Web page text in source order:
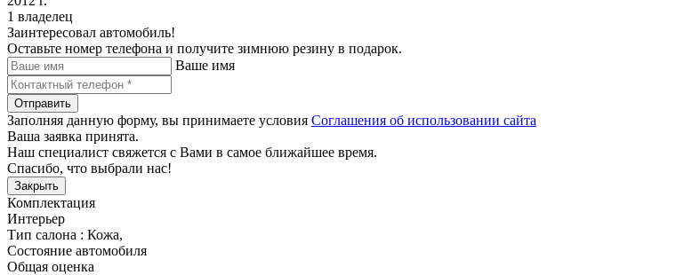
1 владелец
Заинтересовал автомобиль!
Оставьте номер телефона и получите зимнюю резину в подарок.
Ваше имя
Отправить
Заполняя данную форму, вы принимаете условия Соглашения об использовании сайта
Ваша заявка принята.
Наш специалист свяжется с Вами в самое ближайшее время.
Спасибо, что выбрали нас!
Закрыть
Комплектация
Интерьер
Тип салона : Кожа,
Состояние автомобиля
Общая оценка